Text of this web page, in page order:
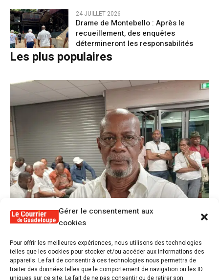
Gérer le consentement aux
cookies
Pour offrir les meilleures expériences, nous utilisons des technologies
telles que les cookies pour stocker et/ou accéder aux informations des
appareils. Le fait de consentir à ces technologies nous permettra de
traiter des données telles que le comportement de navigation ou les ID
uniques sur ce site. Le fait de ne pas consentir ou de retirer son
24 JUILLET 2026
Drame de Montebello : Après le
recueillement, des enquêtes
détermineront les responsabilités
Les plus populaires
1 Alex Lollia : « Cédric Cornet développait
une forme de populisme qui aurait pu se
transformer en macoutisme »